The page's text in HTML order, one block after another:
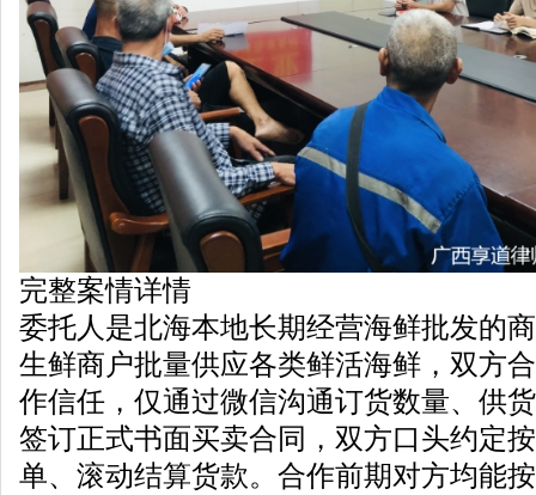
完整案情详情
委托人是北海本地长期经营海鲜批发的
生鲜商户批量供应各类鲜活海鲜，双方
作信任，仅通过微信沟通订货数量、供
签订正式书面买卖合同，双方口头约定
单、滚动结算货款。合作前期对方均能